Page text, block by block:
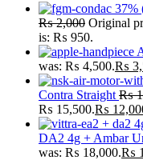
₨2,000 Original
is: ₨ 950.
was: ₨ 4,500.₨
Contra Straight ₨
₨ 15,500.₨
DA2 4g + Ambar
was: ₨ 18,000.₨